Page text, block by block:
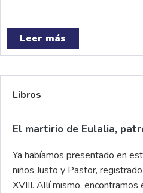
Leer más
Libros
El martirio de Eulalia,
Ya habíamos presentado en
niños Justo y Pastor,
XVIII. Allí mismo,